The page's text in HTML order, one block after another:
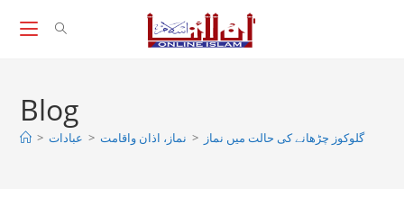
Blog
> عبادات > نماز، اذان واقامت > گلوکوز چڑھانے کی حالت میں نماز